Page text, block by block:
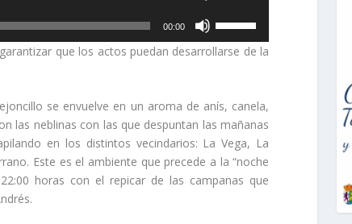
i
z
a
s
e
c
i
l
i
00:00
i
z
a
a
s
que los actos puedan desarrollarse de la
se envuelve en un aroma de anís, canela,
las neblinas con las que despuntan las mañanas
en los distintos vecindarios: La Vega, La
Este es el ambiente que precede a la “noche
horas con el repicar de las campanas que